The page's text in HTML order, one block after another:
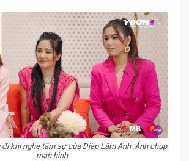
đi khi nghe tâm sự của Diệp Lâm Anh. Ảnh chụp
màn hình